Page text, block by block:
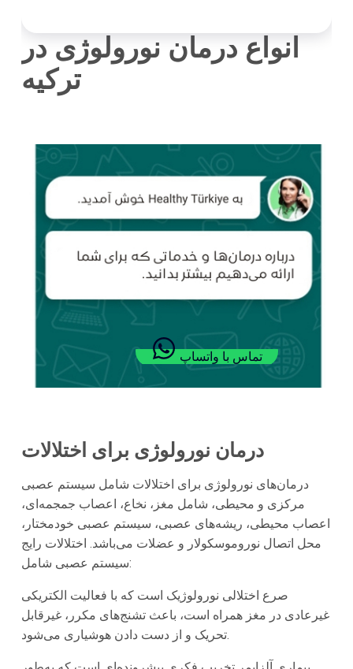
انواع درمان نورولوژی در
ترکیه
تماس با واتساپ
درمان نورولوژی برای اختلالات
درمان‌های نورولوژی برای اختلالات شامل سیستم عصبی
مرکزی و محیطی، شامل مغز، نخاع، اعصاب جمجمه‌ای،
اعصاب محیطی، ریشه‌های عصبی، سیستم عصبی خودمختار،
محل اتصال نوروموسکولار و عضلات می‌باشد. اختلالات رایج
سیستم عصبی شامل:
صرع اختلالی نورولوژیک است که با فعالیت الکتریکی
غیرعادی در مغز همراه است، باعث تشنج‌های مکرر، غیرقابل
تحریک و از دست دادن هوشیاری می‌شود.